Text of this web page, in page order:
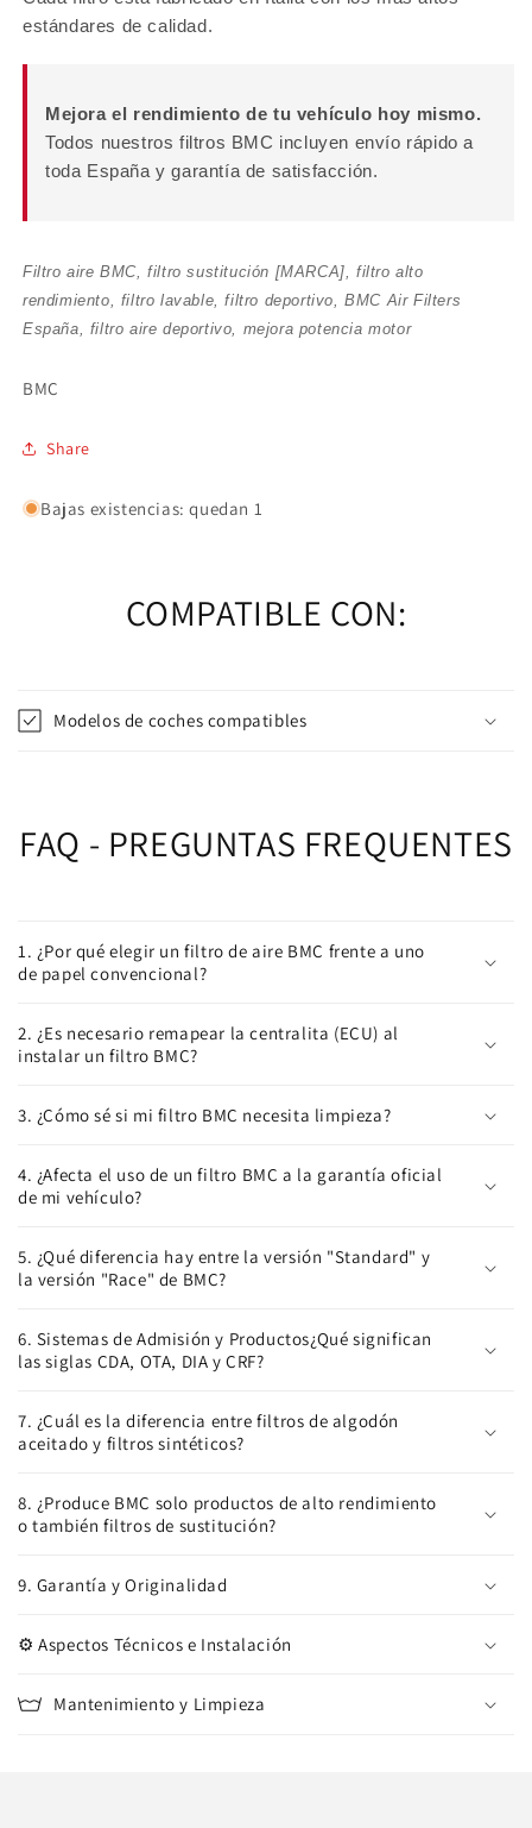
estándares de calidad.
Mejora el rendimiento de tu vehículo hoy mismo.
Todos nuestros filtros BMC incluyen envío rápido a
toda España y garantía de satisfacción.
Filtro aire BMC, filtro sustitución [MARCA], filtro alto
rendimiento, filtro lavable, filtro deportivo, BMC Air Filters
España, filtro aire deportivo, mejora potencia motor
BMC
Share
Bajas existencias: quedan 1
COMPATIBLE CON:
Modelos de coches compatibles
FAQ - PREGUNTAS FREQUENTES
1. ¿Por qué elegir un filtro de aire BMC frente a uno
de papel convencional?
2. ¿Es necesario remapear la centralita (ECU) al
instalar un filtro BMC?
3. ¿Cómo sé si mi filtro BMC necesita limpieza?
4. ¿Afecta el uso de un filtro BMC a la garantía oficial
de mi vehículo?
5. ¿Qué diferencia hay entre la versión "Standard" y
la versión "Race" de BMC?
6. Sistemas de Admisión y Productos¿Qué significan
las siglas CDA, OTA, DIA y CRF?
7. ¿Cuál es la diferencia entre filtros de algodón
aceitado y filtros sintéticos?
8. ¿Produce BMC solo productos de alto rendimiento
o también filtros de sustitución?
9. Garantía y Originalidad
⚙️ Aspectos Técnicos e Instalación
Mantenimiento y Limpieza